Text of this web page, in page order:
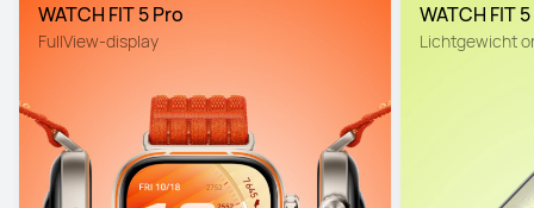
WATCH FIT 5 Pro
FullView-display
WATCH FIT 5
Lichtgewicht